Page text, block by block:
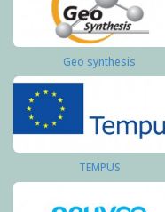
Geo synthesis
TEMPUS